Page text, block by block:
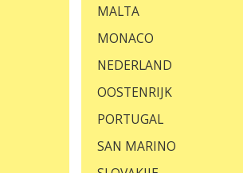
MALTA
MONACO
NEDERLAND
OOSTENRIJK
PORTUGAL
SAN MARINO